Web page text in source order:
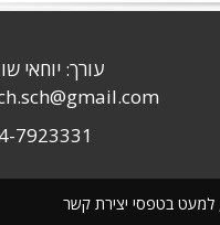
למעט בטפסי יצירת קשר
עורך: יוחאי
7923331